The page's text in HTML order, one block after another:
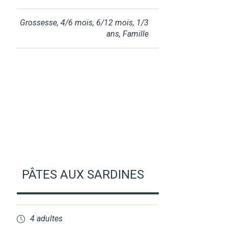
Grossesse,4/6 mois, 6/12 mois, 1/3
ans,Famille
PÂTES AUX SARDINES
4 adultes